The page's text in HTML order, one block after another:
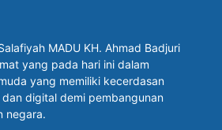
MADU KH. Ahmad Badjuri
yang pada hari ini dalam
yang memiliki kecerdasan
digital demi pembangunan
negara.